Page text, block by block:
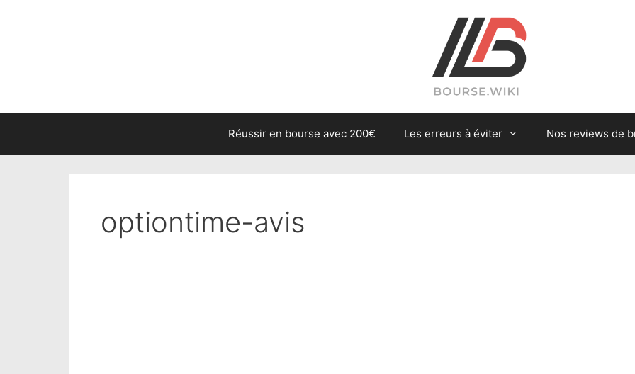
Réussir en bourse avec 200€ Les erreurs à éviter Nos reviews de
optiontime-avis